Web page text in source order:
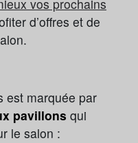
vos prochains
d’offres et de
est marquée par
pavillons qui
le salon :